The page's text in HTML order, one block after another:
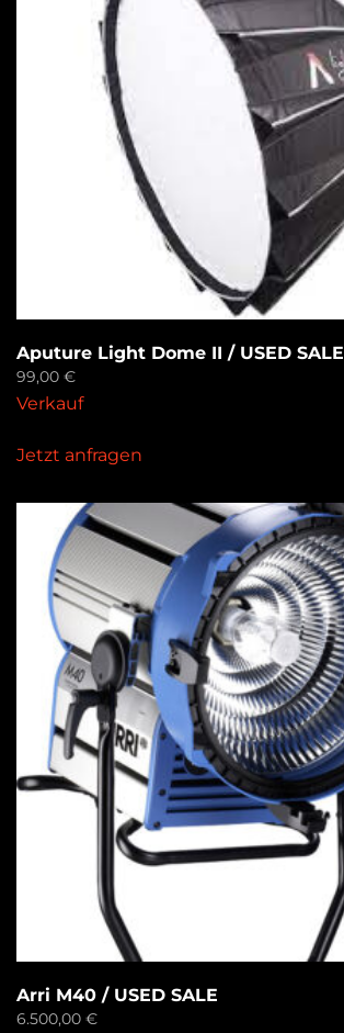
Aputure Light Dome II / USED SALE
99,00 €
Verkauf
Jetzt anfragen
Arri M40 / USED SALE
6.500,00 €